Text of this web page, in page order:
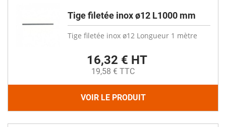
Tige filetée inox ø12 L1000 mm
Tige filetée inox ø12 Longueur 1 mètre
16,32 € HT
19,58 € TTC
VOIR LE PRODUIT